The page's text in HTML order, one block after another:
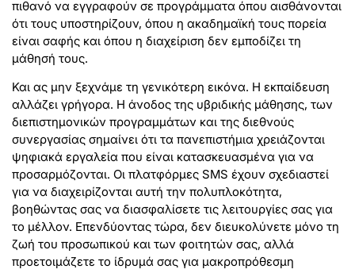
πιθανό να εγγραφούν σε προγράμματα όπου αισθάνονται
ότι τους υποστηρίζουν, όπου η ακαδημαϊκή τους πορεία
είναι σαφής και όπου η διαχείριση δεν εμποδίζει τη
μάθησή τους.
Και ας μην ξεχνάμε τη γενικότερη εικόνα. Η εκπαίδευση
αλλάζει γρήγορα. Η άνοδος της υβριδικής μάθησης, των
διεπιστημονικών προγραμμάτων και της διεθνούς
συνεργασίας σημαίνει ότι τα πανεπιστήμια χρειάζονται
ψηφιακά εργαλεία που είναι κατασκευασμένα για να
προσαρμόζονται. Οι πλατφόρμες SMS έχουν σχεδιαστεί
για να διαχειρίζονται αυτή την πολυπλοκότητα,
βοηθώντας σας να διασφαλίσετε τις λειτουργίες σας για
το μέλλον. Επενδύοντας τώρα, δεν διευκολύνετε μόνο τη
ζωή του προσωπικού και των φοιτητών σας, αλλά
προετοιμάζετε το ίδρυμά σας για μακροπρόθεσμη